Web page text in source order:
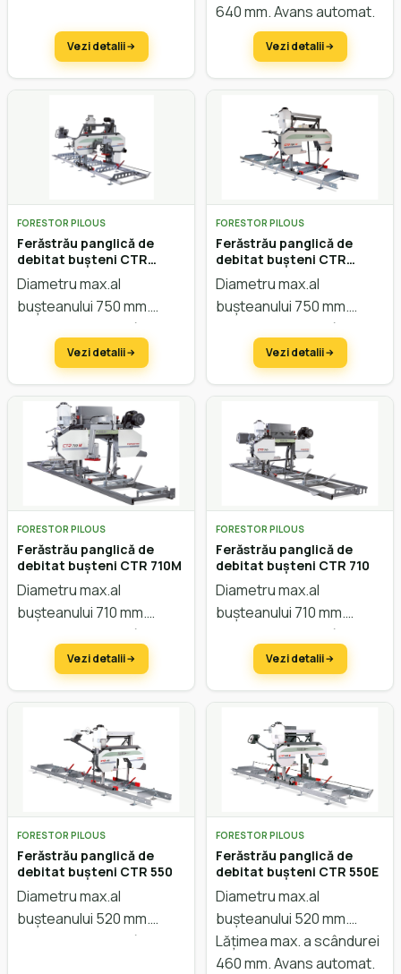
Vezi detalii
640 mm. Avans automat.
Reglarea înălțimii electric.
Vezi detalii
FORESTOR PILOUS
Ferăstrău panglică de
debitat bușteni CTR
750LX
Diametru max.al
bușteanului 750 mm.
Lățimea max. a scândurei
640 mm. Avans automat.
Funcție electrică.
Vezi detalii
FORESTOR PILOUS
Ferăstrău panglică de
debitat bușteni CTR
750GX
Diametru max.al
bușteanului 750 mm.
Lățimea max. a scândurei
640 mm. Avans manual.
Reglarea înălțimii manual.
Vezi detalii
FORESTOR PILOUS
Ferăstrău panglică de
debitat bușteni CTR 710M
Diametru max.al
bușteanului 710 mm.
Lățimea max. a scândurei
660 mm.Avans manual.
Reglarea înălțimii electric.
Vezi detalii
FORESTOR PILOUS
Ferăstrău panglică de
debitat bușteni CTR 710
Diametru max.al
bușteanului 710 mm.
Lățimea max. a scândurei
660 mm.Avans automat.
Reglarea înălțimii electric.
Vezi detalii
FORESTOR PILOUS
Ferăstrău panglică de
debitat bușteni CTR 550
Diametru max.al
bușteanului 520 mm.
Lățimea max. a scândurei
FORESTOR PILOUS
Ferăstrău panglică de
debitat bușteni CTR 550E
Diametru max.al
bușteanului 520 mm.
Lățimea max. a scândurei
460 mm. Avans automat.